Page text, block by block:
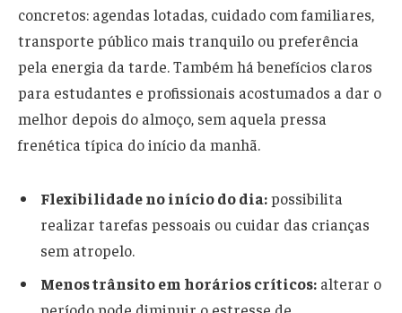
concretos: agendas lotadas, cuidado com familiares,
transporte público mais tranquilo ou preferência
pela energia da tarde. Também há benefícios claros
para estudantes e profissionais acostumados a dar o
melhor depois do almoço, sem aquela pressa
frenética típica do início da manhã.
Flexibilidade no início do dia:possibilita
realizar tarefas pessoais ou cuidar das crianças
sem atropelo.
Menos trânsito em horários críticos: alterar o
período pode diminuir o estresse de